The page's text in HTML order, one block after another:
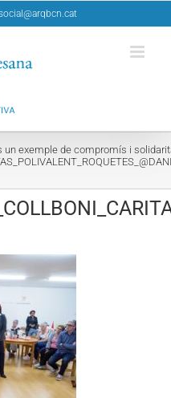
un exemple de compromís i